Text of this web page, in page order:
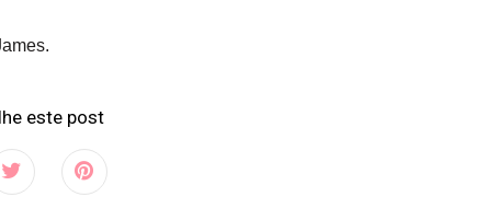
este post